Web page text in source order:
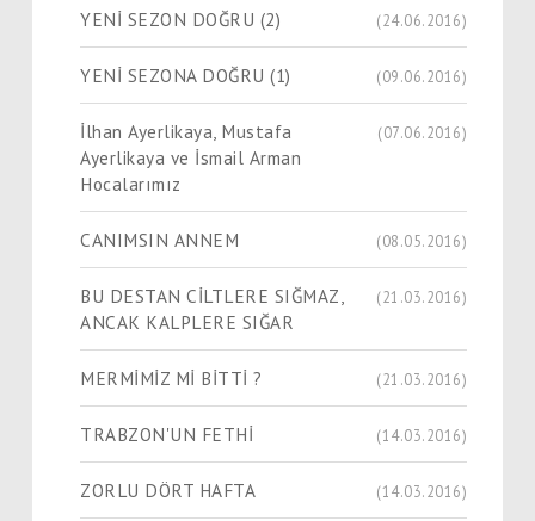
YENİ SEZON DOĞRU (2) (24.06.2016)
YENİ SEZONA DOĞRU (1) (09.06.2016)
İlhan Ayerlikaya, Mustafa
Ayerlikaya ve İsmail Arman
Hocalarımız
(07.06.2016)
CANIMSIN ANNEM (08.05.2016)
BU DESTAN CİLTLERE SIĞMAZ,
ANCAK KALPLERE SIĞAR
(21.03.2016)
MERMİMİZ Mİ BİTTİ ? (21.03.2016)
TRABZON'UN FETHİ (14.03.2016)
ZORLU DÖRT HAFTA (14.03.2016)